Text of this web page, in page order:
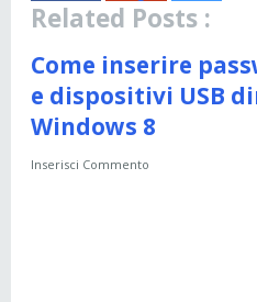
Related Posts :
Come inserire
e dispositivi USB
Windows 8
Inserisci Commento